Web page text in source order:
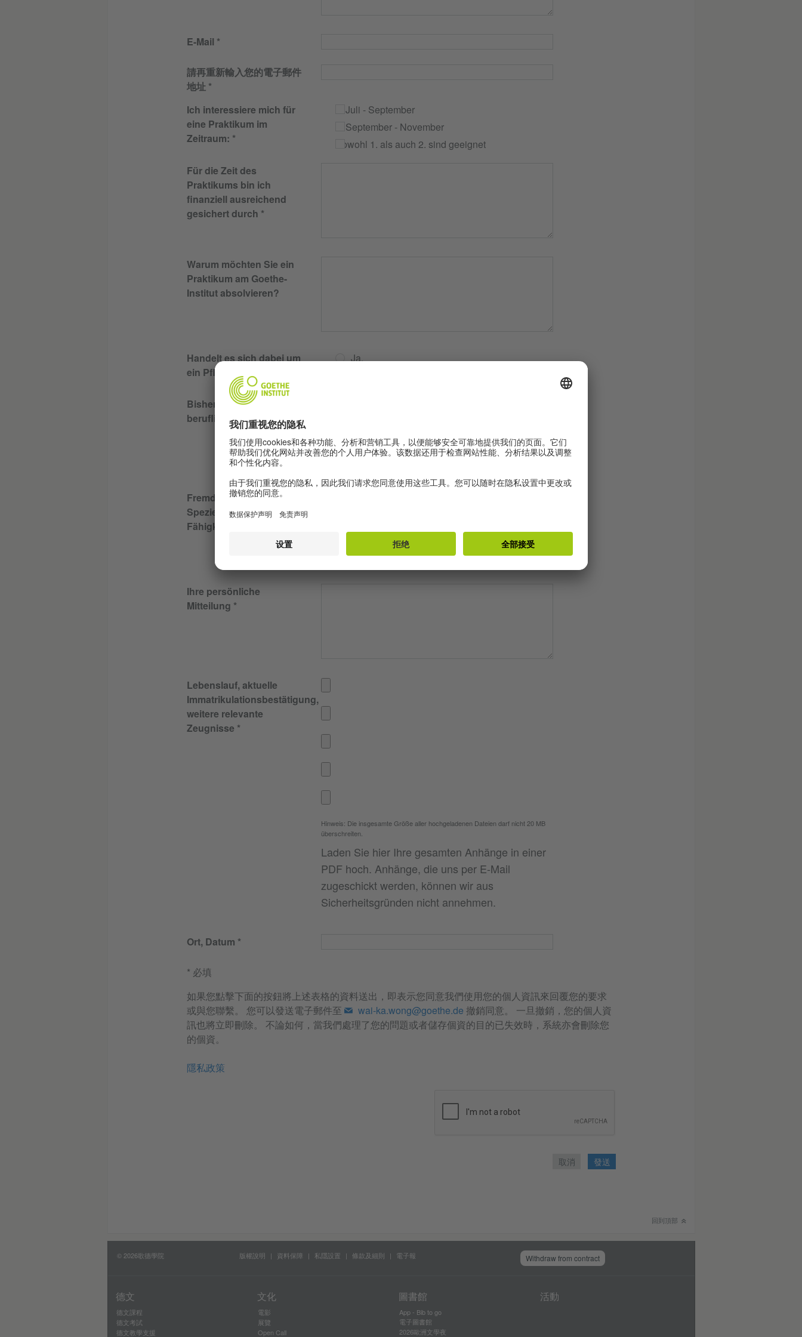
E-Mail
請再重新輸入您的電子郵件
地址
Ich interessiere mich für
eine Praktikum im
Zeitraum:
1. Juli - September
2. September - November
Sowohl 1. als auch 2. sind geeignet
Für die Zeit des
Praktikums bin ich
finanziell ausreichend
gesichert durch
Warum möchten Sie ein
Praktikum am Goethe-
Institut absolvieren?
Handelt es sich dabei um
ein Pflichtpraktikum?
Ja.
Bisherige Ausbildung und
beruflicher Werdegang
Fremdsprachenkenntnisse/
Spezielle Kenntnisse /
Fähigkeiten
Ihre persönliche
Mitteilung
Lebenslauf, aktuelle
Immatrikulationsbestätigung,
weitere relevante
Zeugnisse
Hinweis: Die insgesamte Größe aller hochgeladenen Dateien darf nicht 20 MB
überschreiten.
Laden Sie hier Ihre gesamten Anhänge in einer
PDF hoch. Anhänge, die uns per E-Mail
zugeschickt werden, können wir aus
Sicherheitsgründen nicht annehmen.
Ort, Datum
* 必填
如果您點擊下面的按鈕將上述表格的資料送出，即表示您同意我們使用您的個人資訊來回覆您的要求
或與您聯繫。 您可以發送電子郵件至
wai-ka.wong@goethe.de 撤銷同意。 一旦撤銷，您的個人資
訊也將立即刪除。 不論如何，當我們處理了您的問題或者儲存個資的目的已失效時，系統亦會刪除您
的個資。
隱私政策
取消 發送
回到頂部
© 2026歌德學院 版權說明 資料保障 私隱設置 條款及細則 電子報 Withdraw from contract
德文
德文課程
德文考試
德文教學支援
文化
電影
展覽
Open Call
圖書館
App - Bib to go
電子圖書館
2026歐洲文學夜
活動